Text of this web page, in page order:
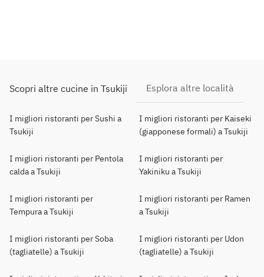
Scopri altre cucine in Tsukiji Esplora altre località
I migliori ristoranti per Sushi a
Tsukiji
I migliori ristoranti per Kaiseki
(giapponese formali) a Tsukiji
I migliori ristoranti per Pentola
calda a Tsukiji
I migliori ristoranti per
Yakiniku a Tsukiji
I migliori ristoranti per
Tempura a Tsukiji
I migliori ristoranti per Ramen
a Tsukiji
I migliori ristoranti per Soba
(tagliatelle) a Tsukiji
I migliori ristoranti per Udon
(tagliatelle) a Tsukiji